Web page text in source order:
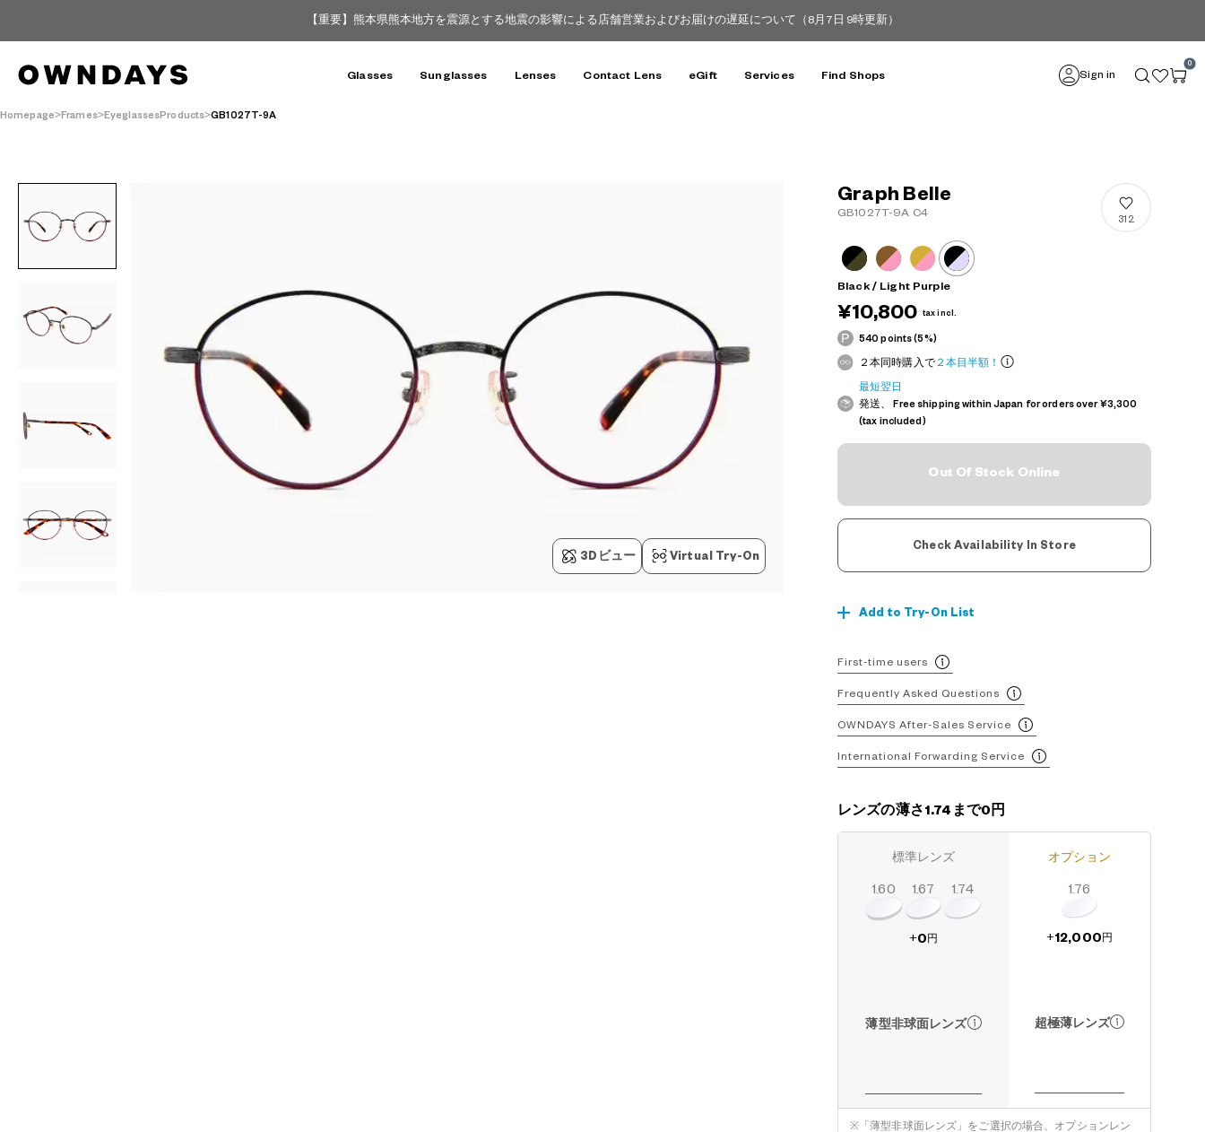
【重要】熊本県熊本地方を震源とする地震の影響による店舗営業およびお届けの遅延について（8月7日 9時更新）
Glasses Sunglasses Lenses Contact Lens eGift Services Find Shops Sign in
0
Homepage Frames EyeglassesProducts GB1027T-9A
3Dビュー Virtual Try-On
Graph Belle
GB1027T-9A C4
312
Black / Light Purple
¥10,800 tax incl.
540 points (5%)
２本同時購入で２本目半額！
最短翌日
発送、 Free shipping within Japan for orders over ¥3,300
(tax included)
Out Of Stock Online
Check Availability In Store
Add to Try-On List
First-time users
Frequently Asked Questions
OWNDAYS After-Sales Service
International Forwarding Service
レンズの薄さ1.74まで0円
標準レンズ
1.60 1.67 1.74
+0 円
薄型非球面レンズ
オプション
1.76
+12,000 円
超極薄レンズ
※ 「薄型非球面レンズ」をご選択の場合、オプションレン